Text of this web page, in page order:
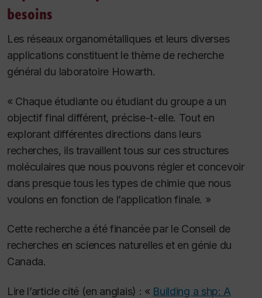
besoins
Les réseaux organométalliques et leurs diverses
applications constituent le thème de recherche
général du laboratoire Howarth.
« Chaque étudiante ou étudiant du groupe a un
objectif final différent, précise-t-elle. Tout en
explorant différentes directions dans leurs
recherches, ils travaillent tous sur ces structures
moléculaires que nous pouvons régler et concevoir
dans presque tous les types de chimie que nous
voulons en fonction de l’application finale. »
Cette recherche a été financée par le Conseil de
recherches en sciences naturelles et en génie du
Canada.
Lire l’article cité (en anglais) : « Building a shp: A